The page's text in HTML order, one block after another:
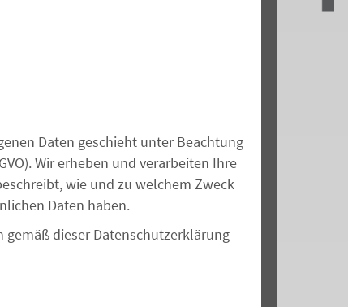
Daten geschieht unter Beachtung
Wir erheben und verarbeiten Ihre
wie und zu welchem Zweck
Daten haben.
gemäß dieser Datenschutzerklärung